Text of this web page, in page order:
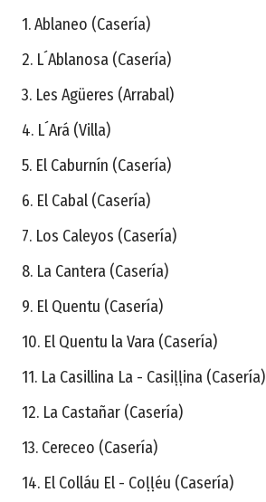
1. Ablaneo (Casería)
2. L´Ablanosa (Casería)
3. Les Agüeres (Arrabal)
4. L´Ará (Villa)
5. El Caburnín (Casería)
6. El Cabal (Casería)
7. Los Caleyos (Casería)
8. La Cantera (Casería)
9. El Quentu (Casería)
10. El Quentu la Vara (Casería)
11. La Casillina La - Casiḷḷina (Casería)
12. La Castañar (Casería)
13. Cereceo (Casería)
14. El Colláu El - Coḷḷéu (Casería)